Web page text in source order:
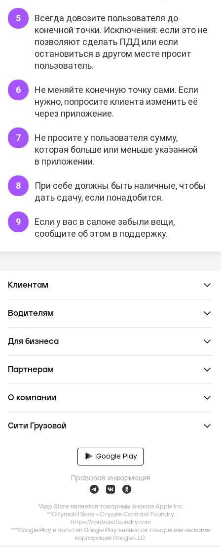
Всегда довозите пользователя до
конечной точки. Исключения: если это не
позволяют сделать ПДД или если
остановиться в другом месте просит
пользователь.
Не меняйте конечную точку сами. Если
нужно, попросите клиента изменить её
через приложение.
Не просите у пользователя сумму,
которая больше или меньше указанной
в приложении.
При себе должны быть наличные, чтобы
дать сдачу, если понадобится.
Если у вас в салоне забыли вещи,
сообщите об этом в поддержку.
Клиентам
Водителям
Для бизнеса
Партнерам
О компании
Сити Грузовой
Google Play
Правовая информация
*App Store является товарным знаком Apple Inc.
**Citymobil Sans - Студия Contrast Foundry,
https://contrastfoundry.com
***Google Play и логотип Google Play являются товарными знаками
корпорации Google LLC.